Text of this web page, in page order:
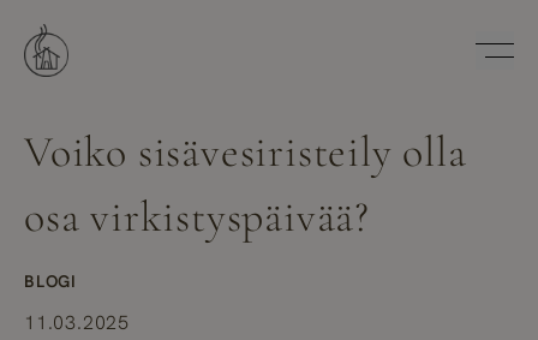
sisältöön
Voiko sisävesiristeily olla
osa virkistyspäivää?
BLOGI
11.03.2025